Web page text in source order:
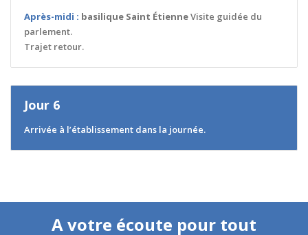
Après-midi : basilique Saint ÉtienneVisite guidée du
parlement.
Trajet retour.
Jour 6
Arrivée à l’établissement dans la journée.
A votre écoute pour tout